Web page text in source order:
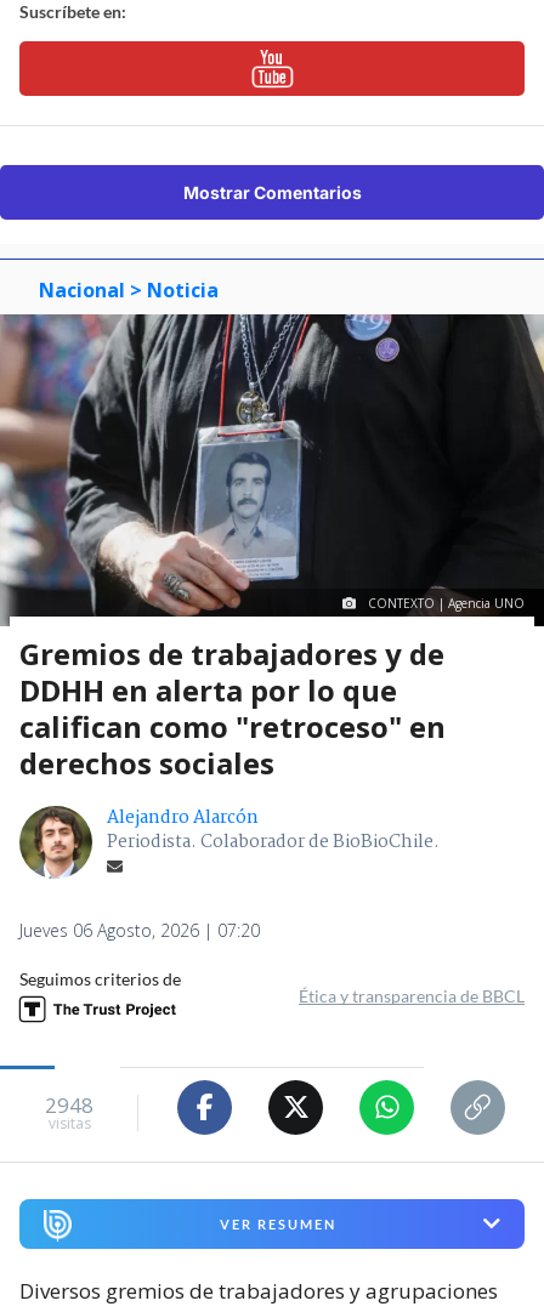
Suscríbete en:
Mostrar Comentarios
Nacional > Noticia
CONTEXTO | Agencia UNO
Gremios de trabajadores y de
DDHH en alerta por lo que
califican como "retroceso" en
derechos sociales
Alejandro Alarcón
Periodista. Colaborador de BioBioChile.
Jueves 06 Agosto, 2026 | 07:20
Seguimos criterios de
Ética y transparencia de BBCL
2948
visitas
VER RESUMEN
Diversos gremios de trabajadores y agrupaciones